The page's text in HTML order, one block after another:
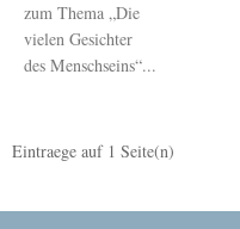
zum Thema „Die
vielen Gesichter
des Menschseins“...
Eintraege auf 1 Seite(n)